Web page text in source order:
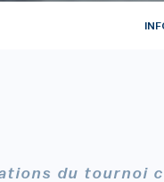
du tournoi